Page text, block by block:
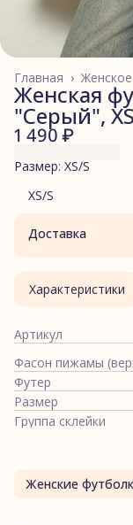
Женское
Главная ›
Женская
"Серый",
1 490 ₽
Размер: XS/S
XS/S
Доставка
Характеристики
Артикул
Фасон пижамы
Футер
Размер
Группа склейки
Женские